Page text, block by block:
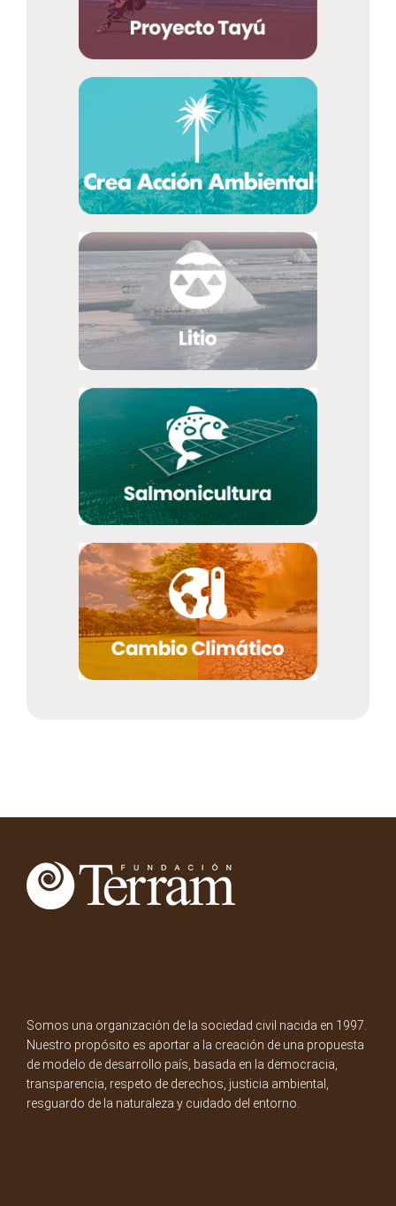
Somos una organización de la sociedad civil nacida en 1997.
Nuestro propósito es aportar a la creación de una propuesta
de modelo de desarrollo país, basada en la democracia,
transparencia, respeto de derechos, justicia ambiental,
resguardo de la naturaleza y cuidado del entorno.